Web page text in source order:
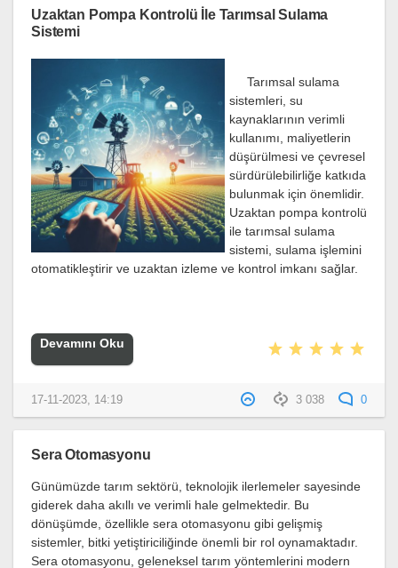
Uzaktan Pompa Kontrolü İle Tarımsal Sulama
Sistemi
Tarımsal sulama
sistemleri, su
kaynaklarının verimli
kullanımı, maliyetlerin
düşürülmesi ve çevresel
sürdürülebilirliğe katkıda
bulunmak için önemlidir.
Uzaktan pompa kontrolü
ile tarımsal sulama
sistemi, sulama işlemini
otomatikleştirir ve uzaktan izleme ve kontrol imkanı sağlar.
Devamını Oku
3 038 0
17-11-2023, 14:19
Sera Otomasyonu
Günümüzde tarım sektörü, teknolojik ilerlemeler sayesinde
giderek daha akıllı ve verimli hale gelmektedir. Bu
dönüşümde, özellikle sera otomasyonu gibi gelişmiş
sistemler, bitki yetiştiriciliğinde önemli bir rol oynamaktadır.
Sera otomasyonu, geleneksel tarım yöntemlerini modern